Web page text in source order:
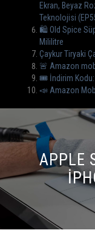
Ekran, Beyaz
Teknolojisi
🛍️ Old Spice
Mililitre
Çaykur Tiryaki
🚨 Amazon
🎟️ İndirim Kodu:
📣 Amazon
APPLE